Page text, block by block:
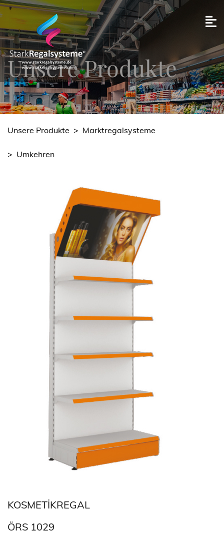
Unsere Produkte
Unsere Produkte > Marktregalsysteme
> Umkehren
KOSMETIKREGAL
ÖRS 1029